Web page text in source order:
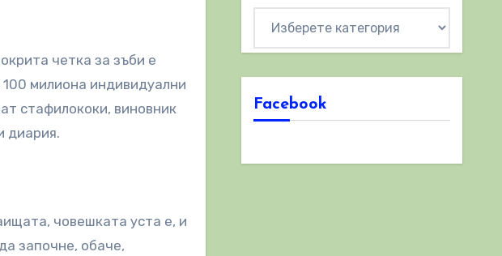
четка за зъби е
милиона индивидуални
стафилококи, виновник
диария.
човешката уста е, и
започне, обаче,
Facebook